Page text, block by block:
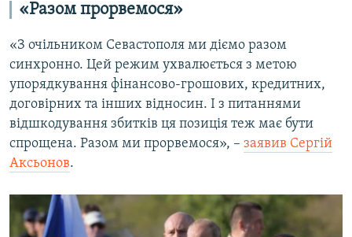
«Разом прорвемося»
«З очільником Севастополя ми діємо разом
синхронно. Цей режим ухвалюється з метою
упорядкування фінансово-грошових, кредитних,
договірних та інших відносин. І з питаннями
відшкодування збитків ця позиція теж має бути
спрощена. Разом ми прорвемося», – заявив Сергій
Аксьонов.